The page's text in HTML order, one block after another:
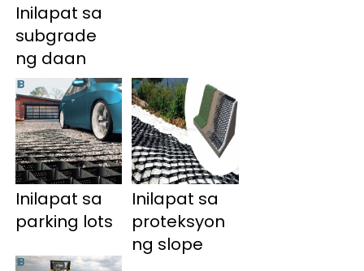
Inilapat sa
subgrade
ng daan
Inilapat sa
parking lots
Inilapat sa
proteksyon
ng slope